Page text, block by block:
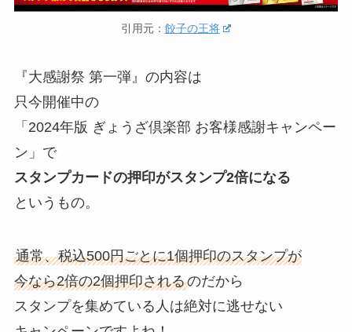
引用元： 餃子の王将
『大感謝祭 第一弾』の内容は
只今開催中の
「2024年版 ぎょうざ倶楽部 お客様感謝キャンペー
ン」で
スタンプカードの押印がスタンプ2倍になる
というもの。
通常、税込500円ごとに1個押印のスタンプが
今なら2倍の2個押印されるのだから
スタンプを集めている人は絶対に逃せない